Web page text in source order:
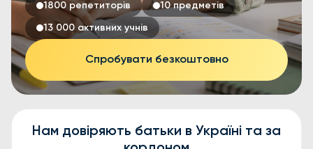
1800 репетиторів 10 предметів
13 000 активних учнів
Спробувати безкоштовно
Нам довіряють батьки в Україні та за